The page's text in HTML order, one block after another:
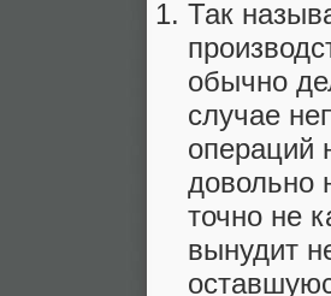
Так
обычно
случае
операций
довольно
точно не
вынудит